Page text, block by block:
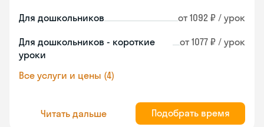
Для дошкольников от 1092 ₽ / урок
Для дошкольников - короткие
уроки
от 1077 ₽ / урок
Все услуги и цены (4)
Читать дальше Подобрать время